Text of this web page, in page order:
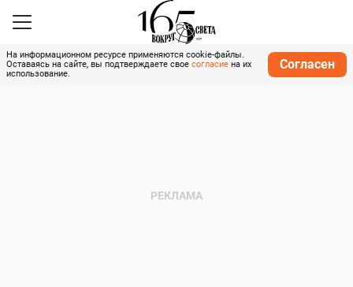
На информационном ресурсе применяются cookie-файлы.
Оставаясь на сайте, вы подтверждаете свое согласие на их
использование.
Согласен